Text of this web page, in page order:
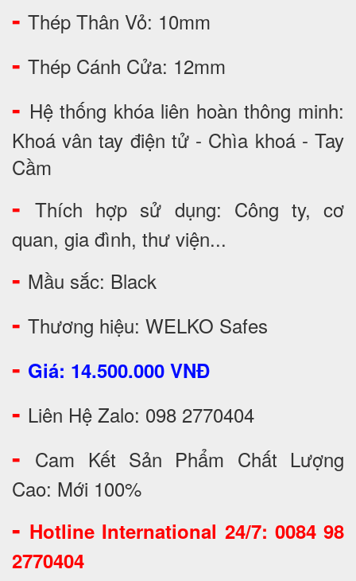
- Thép Thân Vỏ: 10mm
- Thép Cánh Cửa: 12mm
- Hệ thống khóa liên hoàn thông minh:
Khoá vân tay điện tử - Chìa khoá - Tay
Cầm
-Thích hợp sử dụng: Công ty, cơ
quan, gia đình, thư viện...
- Mầu sắc: Black
- Thương hiệu: WELKO Safes
- Giá: 14.500.000 VNĐ
- Liên Hệ Zalo: 098 2770404
- Cam Kết Sản Phẩm Chất Lượng
Cao: Mới 100%
- Hotline International 24/7: 0084 98
2770404